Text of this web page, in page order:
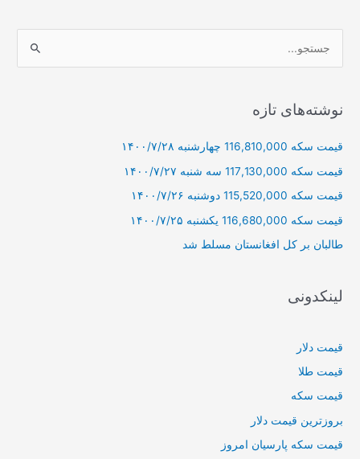
ب
ر
ا
نوشته‌های تازه
قیمت سکه 116,810,000 چهارشنبه ۱۴۰۰/۷/۲۸
قیمت سکه 117,130,000 سه شنبه ۱۴۰۰/۷/۲۷
قیمت سکه 115,520,000 دوشنبه ۱۴۰۰/۷/۲۶
قیمت سکه 116,680,000 یکشنبه ۱۴۰۰/۷/۲۵
طالبان بر كل افغانستان مسلط شد
لینکدونی
قیمت دلار
قیمت طلا
قیمت سکه
بروزترین قیمت دلار
قیمت سکه پارسیان امروز